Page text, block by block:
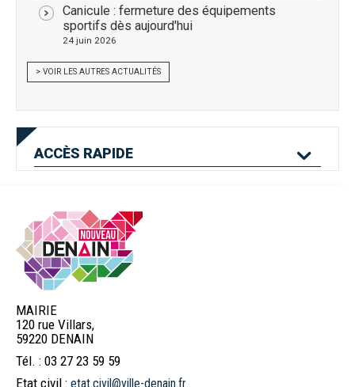
Canicule : fermeture des équipements
sportifs dès aujourd'hui
24 juin 2026
> VOIR LES AUTRES ACTUALITÉS
ACCÈS RAPIDE
Mes services en
ligne
Logement
MAIRIE
120 rue Villars,
59220 DENAIN
Tél. : 03 27 23 59 59
Etat civil : etat.civil@ville-denain.fr